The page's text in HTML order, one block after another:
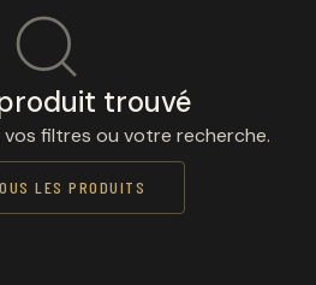
trouvé
vos filtres ou votre recherche.
LES PRODUITS